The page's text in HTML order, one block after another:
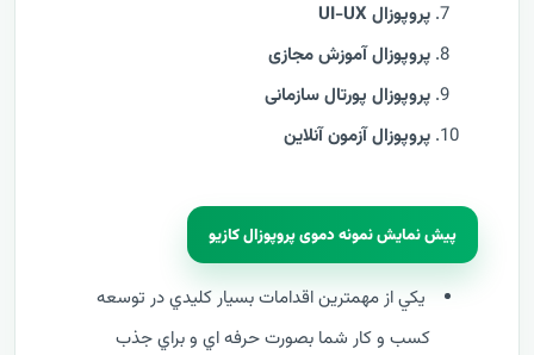
پروپوزال UI-UX
پروپوزال آموزش مجازی
پروپوزال پورتال سازمانی
پروپوزال آزمون آنلاین
پیش نمایش نمونه دموی پروپوزال کازیو
يکي از مهمترين اقدامات بسيار کليدي در توسعه
کسب و کار شما بصورت حرفه اي و براي جذب